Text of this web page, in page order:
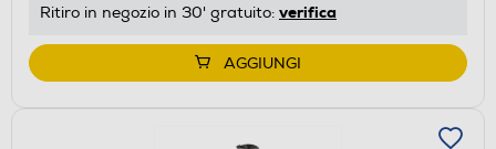
Ritiro in negozio in 30' gratuito: verifica
AGGIUNGI